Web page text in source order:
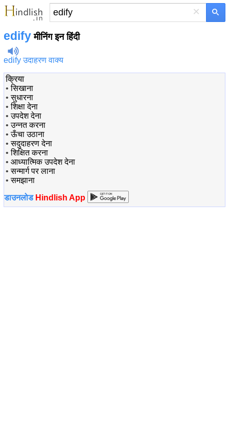
×
edify मीनिंग इन हिंदी
edify उदाहरण वाक्य
क्रिया
•सिखाना
•सुधारना
•शिक्षा देना
•उपदेश देना
•उन्नत करना
•ऊँचा उठाना
•सदुदाहरण देना
•शिक्षित करना
• आध्यात्मिक उपदेश देना
•सन्मार्ग पर लाना
•समझाना
डाउनलोड Hindlish App